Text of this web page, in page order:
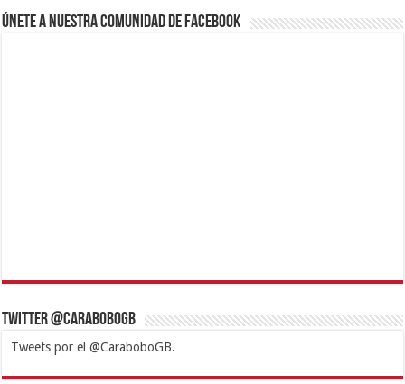
Únete a nuestra comunidad de Facebook
Twitter @CaraboboGB
Tweets por el @CaraboboGB.
1xbetBetturkeyBetistKralbetSupertotobetTipobetMatadorbetMariobet
https://mvbcasino.com/